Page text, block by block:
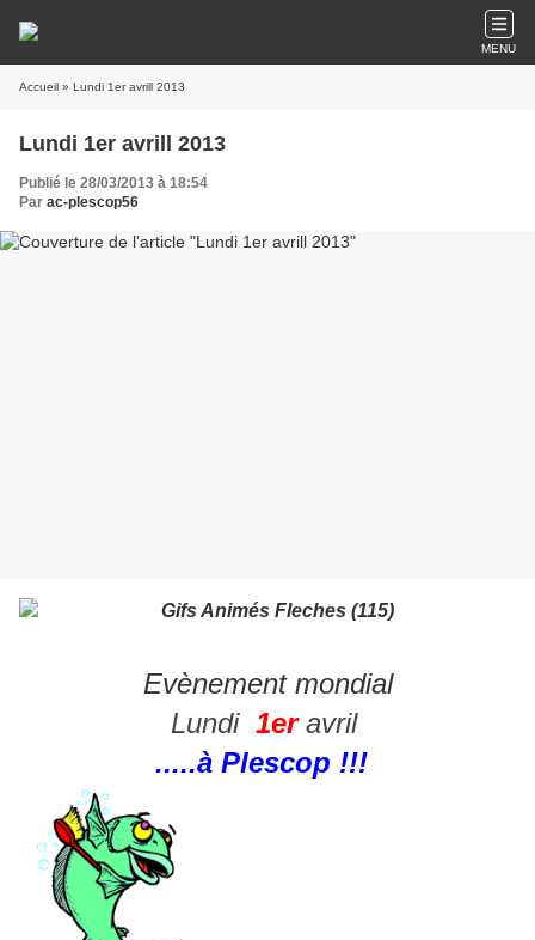
MENU
Accueil » Lundi 1er avrill 2013
Lundi 1er avrill 2013
Publié le 28/03/2013 à 18:54
Par ac-plescop56
Evènement mondial
Lundi 1eravril
.....à Plescop !!!